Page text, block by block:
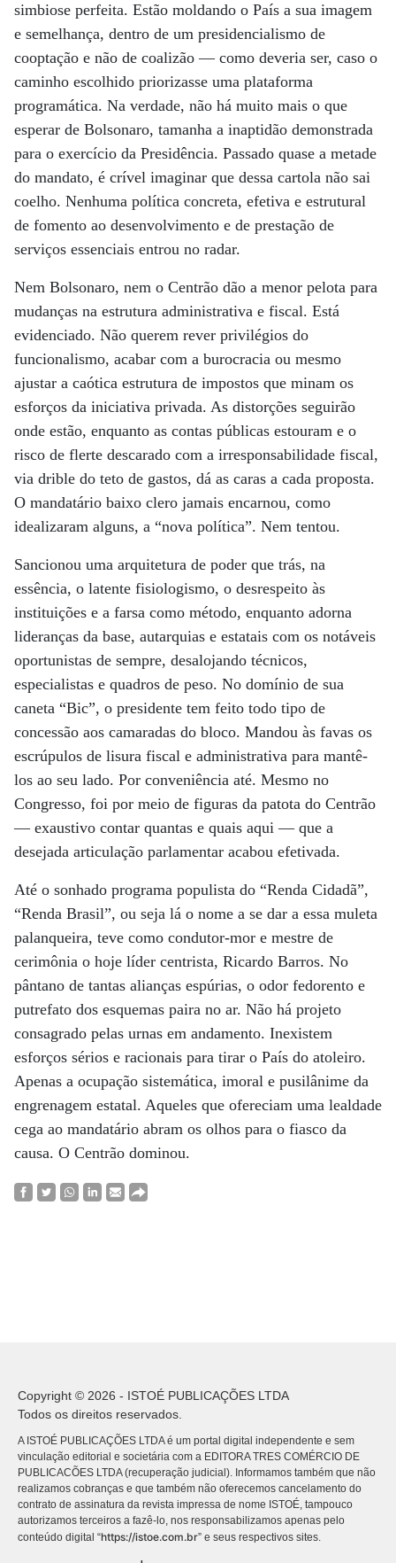
simbiose perfeita. Estão moldando o País a sua imagem
e semelhança, dentro de um presidencialismo de
cooptação e não de coalizão — como deveria ser, caso o
caminho escolhido priorizasse uma plataforma
programática. Na verdade, não há muito mais o que
esperar de Bolsonaro, tamanha a inaptidão demonstrada
para o exercício da Presidência. Passado quase a metade
do mandato, é crível imaginar que dessa cartola não sai
coelho. Nenhuma política concreta, efetiva e estrutural
de fomento ao desenvolvimento e de prestação de
serviços essenciais entrou no radar.
Nem Bolsonaro, nem o Centrão dão a menor pelota para
mudanças na estrutura administrativa e fiscal. Está
evidenciado. Não querem rever privilégios do
funcionalismo, acabar com a burocracia ou mesmo
ajustar a caótica estrutura de impostos que minam os
esforços da iniciativa privada. As distorções seguirão
onde estão, enquanto as contas públicas estouram e o
risco de flerte descarado com a irresponsabilidade fiscal,
via drible do teto de gastos, dá as caras a cada proposta.
O mandatário baixo clero jamais encarnou, como
idealizaram alguns, a “nova política”. Nem tentou.
Sancionou uma arquitetura de poder que trás, na
essência, o latente fisiologismo, o desrespeito às
instituições e a farsa como método, enquanto adorna
lideranças da base, autarquias e estatais com os notáveis
oportunistas de sempre, desalojando técnicos,
especialistas e quadros de peso. No domínio de sua
caneta “Bic”, o presidente tem feito todo tipo de
concessão aos camaradas do bloco. Mandou às favas os
escrúpulos de lisura fiscal e administrativa para mantê-
los ao seu lado. Por conveniência até. Mesmo no
Congresso, foi por meio de figuras da patota do Centrão
— exaustivo contar quantas e quais aqui — que a
desejada articulação parlamentar acabou efetivada.
Até o sonhado programa populista do “Renda Cidadã”,
“Renda Brasil”, ou seja lá o nome a se dar a essa muleta
palanqueira, teve como condutor-mor e mestre de
cerimônia o hoje líder centrista, Ricardo Barros. No
pântano de tantas alianças espúrias, o odor fedorento e
putrefato dos esquemas paira no ar. Não há projeto
consagrado pelas urnas em andamento. Inexistem
esforços sérios e racionais para tirar o País do atoleiro.
Apenas a ocupação sistemática, imoral e pusilânime da
engrenagem estatal. Aqueles que ofereciam uma lealdade
cega ao mandatário abram os olhos para o fiasco da
causa. O Centrão dominou.
Copyright © 2026 - ISTOÉ PUBLICAÇÕES LTDA
Todos os direitos reservados.
A ISTOÉ PUBLICAÇÕES LTDA é um portal digital independente e sem
vinculação editorial e societária com a EDITORA TRES COMÉRCIO DE
PUBLICACÕES LTDA (recuperação judicial). Informamos também que não
realizamos cobranças e que também não oferecemos cancelamento do
contrato de assinatura da revista impressa de nome ISTOÉ, tampouco
autorizamos terceiros a fazê-lo, nos responsabilizamos apenas pelo
conteúdo digital “https://istoe.com.br” e seus respectivos sites.